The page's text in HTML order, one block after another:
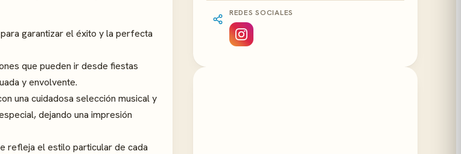
garantizar el éxito y la perfecta
que pueden ir desde fiestas
y envolvente.
una cuidadosa selección musical y
dejando una impresión
refleja el estilo particular de cada
REDES SOCIALES